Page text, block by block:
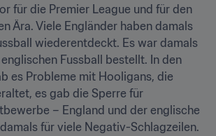
für die Premier League und für den
Ära. Viele Engländer haben damals
wiederentdeckt. Es war damals
Fussball bestellt. In den
es Probleme mit Hooligans, die
es gab die Sperre für
– England und der englische
für viele Negativ-Schlagzeilen.